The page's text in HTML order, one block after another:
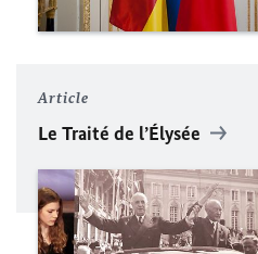
Article
Le Traité de l’Élysée